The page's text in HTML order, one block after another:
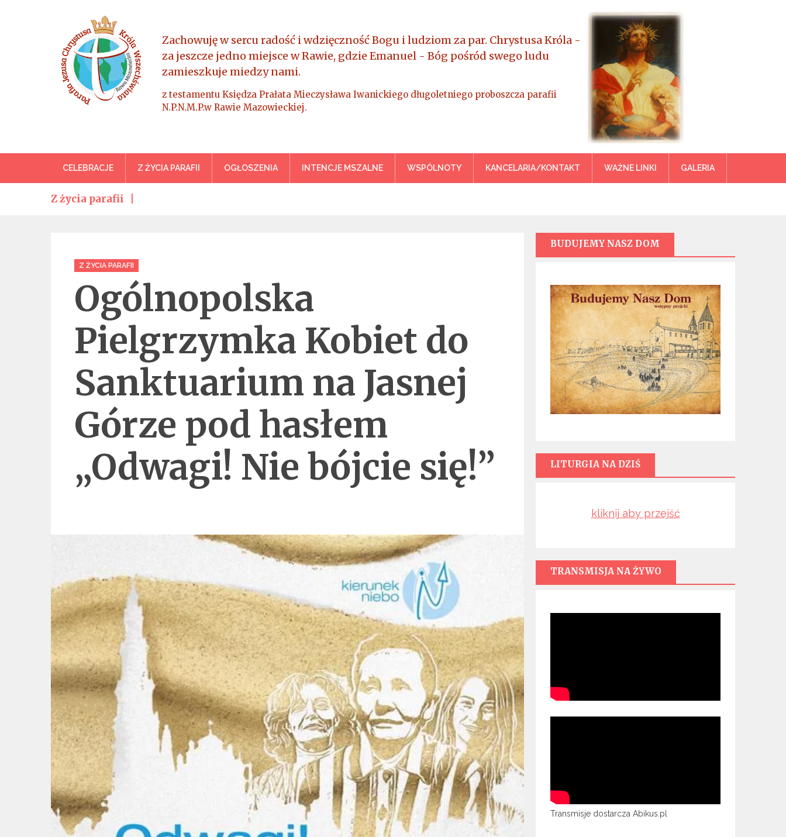
Parafia Jezusa Chrystusa Króla Wszechświata – Rawa Mazowiecka
Zachowuję w sercu radość i wdzięczność Bogu i ludziom za par. Chrystusa Króla -
za jeszcze jedno miejsce w Rawie, gdzie Emanuel - Bóg pośród swego ludu
zamieszkuje miedzy nami.
z testamentu Księdza Prałata Mieczysława Iwanickiego długoletniego proboszcza parafii
N.P.N.M.P.w Rawie Mazowieckiej.
CELEBRACJE Z ŻYCIA PARAFII OGŁOSZENIA INTENCJE MSZALNE WSPÓLNOTY KANCELARIA/KONTAKT WAŻNE LINKI GALERIA
Z życia parafii
Categories
Z ŻYCIA PARAFII
Ogólnopolska
Pielgrzymka Kobiet do
Sanktuarium na Jasnej
Górze pod hasłem
„Odwagi! Nie bójcie się!”
BUDUJEMY NASZ DOM
LITURGIA NA DZIŚ
kliknij aby przejść
TRANSMISJA NA ŻYWO
Transmisje dostarcza Abikus.pl